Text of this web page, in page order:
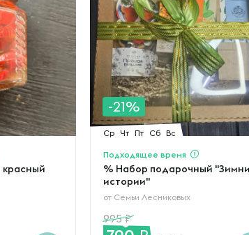
красный
-21%
Ср Чт Пт Сб Вс
Подходящее время
% Набор подарочный
истории"
от Семьи Лесниковых
995